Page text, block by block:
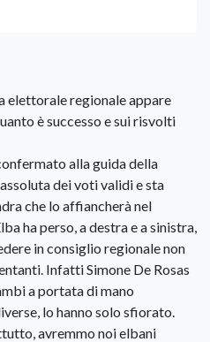
elettorale regionale appare
è successo e sui risvolti
alla guida della
dei voti validi e sta
che lo affiancherà nel
ha perso, a destra e a sinistra,
in consiglio regionale non
Infatti Simone De Rosas
a portata di mano
lo hanno solo sfiorato.
avremmo noi elbani